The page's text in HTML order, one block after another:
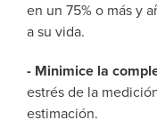
en un 75% o más y
a su vida.
- Minimice la
estrés de la
estimación.